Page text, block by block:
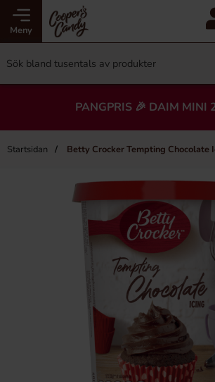
Meny
PANGPRIS 🎉 DAIM MINI
Startsidan Betty Crocker Tempting Chocolate